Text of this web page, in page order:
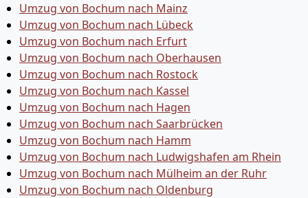
Umzug von Bochum nach Mainz
Umzug von Bochum nach Lübeck
Umzug von Bochum nach Erfurt
Umzug von Bochum nach Oberhausen
Umzug von Bochum nach Rostock
Umzug von Bochum nach Kassel
Umzug von Bochum nach Hagen
Umzug von Bochum nach Saarbrücken
Umzug von Bochum nach Hamm
Umzug von Bochum nach Ludwigshafen am Rhein
Umzug von Bochum nach Mülheim an der Ruhr
Umzug von Bochum nach Oldenburg